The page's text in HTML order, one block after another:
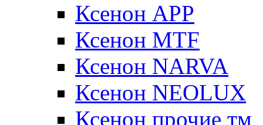
Ксенон APP
Ксенон MTF
Ксенон NARVA
Ксенон NEOLUX
Ксенон прочие тм